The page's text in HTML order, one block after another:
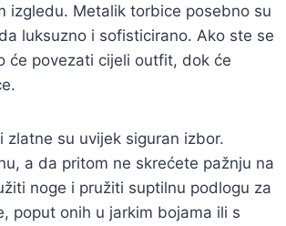
izgledu. Metalik torbice posebno su
luksuzno i sofisticirano. Ako ste se
će povezati cijeli outfit, dok će
su uvijek siguran izbor.
a da pritom ne skrećete pažnju na
noge i pružiti suptilnu podlogu za
poput onih u jarkim bojama ili s